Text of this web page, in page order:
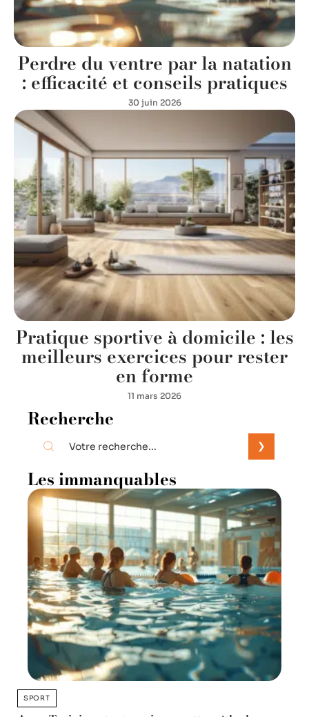
Perdre du ventre par la natation
: efficacité et conseils pratiques
30 juin 2026
Pratique sportive à domicile : les
meilleurs exercices pour rester
en forme
11 mars 2026
Recherche
Les immanquables
SPORT